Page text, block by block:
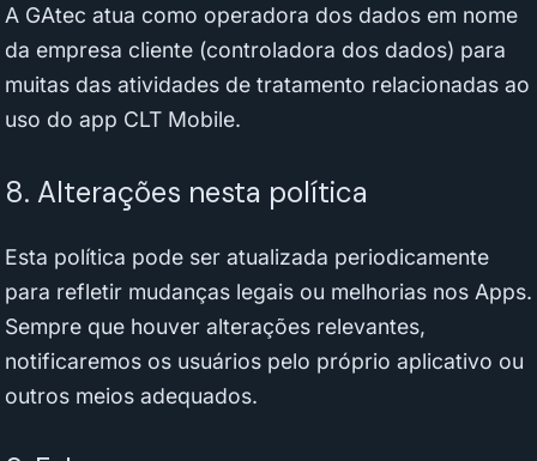
A GAtec atua como operadora dos dados em nome
da empresa cliente (controladora dos dados) para
muitas das atividades de tratamento relacionadas ao
uso do app CLT Mobile.
8. Alterações nesta política
Esta política pode ser atualizada periodicamente
para refletir mudanças legais ou melhorias nos Apps.
Sempre que houver alterações relevantes,
notificaremos os usuários pelo próprio aplicativo ou
outros meios adequados.